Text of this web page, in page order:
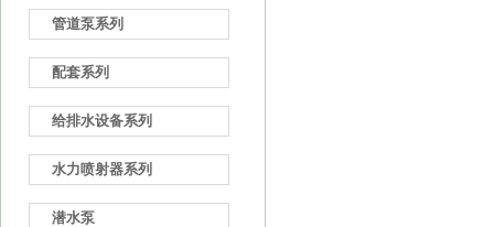
管道泵系列
配套系列
给排水设备系列
水力喷射器系列
潜水泵